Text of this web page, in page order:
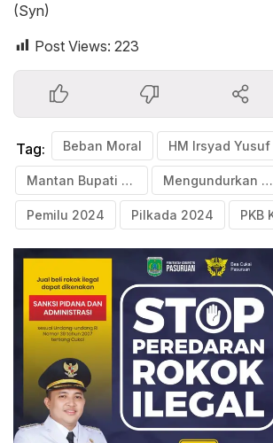
(Syn)
Post Views: 223
Tag: Beban Moral HM Irsyad Yusuf
Mantan Bupati Pasuruan Mengundurkan Diri
Pemilu 2024 Pilkada 2024